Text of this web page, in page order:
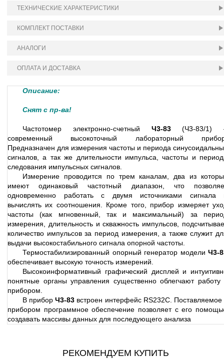
ТЕХНИЧЕСКИЕ ХАРАКТЕРИСТИКИ
КОМПЛЕКТ ПОСТАВКИ
АНАЛОГИ
ОПЛАТА И ДОСТАВКА
Описание:
Снят с пр-ва!
Частотомер электронно-счетный Ч3-83(Ч3-83/1)
современный высокоточный лабораторный
Предназначен для измерения частоты и периода
сигналов, а так же длительности импульса, частоты и
следования импульсных сигналов.
Измерение проводится по трем каналам, два из
имеют одинаковый частотный диапазон, что
одновременно работать с двумя источниками сигнала
вычислять их соотношения. Кроме того, прибор измеряет
частоты (как мгновенный, так и максимальный) за
измерения, длительность и скважность импульсов,
количество импульсов за период измерения, а также служит
выдачи высокостабильного сигнала опорной частоты.
Термостабилизированный опорный генератор модели Ч3-
обеспечивает высокую точность измерений.
Высокоинформативный графический дисплей и
понятные органы управления существенно облегчают работу
прибором.
В приборЧ3-83 встроен интерфейс RS232C. Поставляемое
прибором программное обеспечение позволяет с его
создавать массивы данных для последующего анализа
РЕКОМЕНДУЕМ КУПИТЬ